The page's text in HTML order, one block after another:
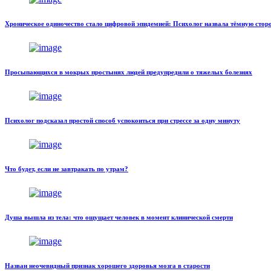
Хроническое одиночество стало цифровой эпидемией: Психолог назвала тёмную
Просыпающихся в мокрых простынях людей предупредили о тяжелых болезнях
Психолог подсказал простой способ успокоиться при стрессе за одну минуту
Что будет, если не завтракать по утрам?
Душа вышла из тела: что ощущает человек в момент клинической смерти
Назван неочевидный признак хорошего здоровья мозга в старости